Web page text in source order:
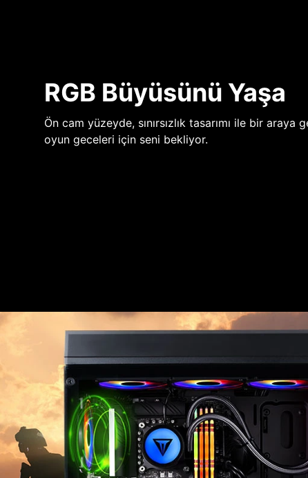
RGB Büyüsünü Yaşa
Ön cam yüzeyde, sınırsızlık tasarımı ile bir araya
oyun geceleri için seni bekliyor.